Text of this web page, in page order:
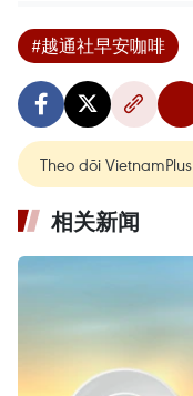
#越通社早安咖啡
Theo dõi VietnamPlus
相关新闻